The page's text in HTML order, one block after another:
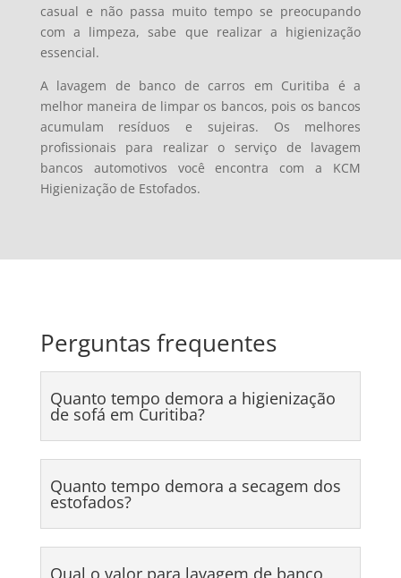
casual e não passa muito tempo se preocupando
com a limpeza, sabe que realizar a higienização
essencial.
A lavagem de banco de carros em Curitiba é a
melhor maneira de limpar os bancos, pois os bancos
acumulam resíduos e sujeiras. Os melhores
profissionais para realizar o serviço de lavagem
bancos automotivos você encontra com a KCM
Higienização de Estofados.
Perguntas frequentes
Quanto tempo demora a higienização
de sofá em Curitiba?
Quanto tempo demora a secagem dos
estofados?
Qual o valor para lavagem de banco